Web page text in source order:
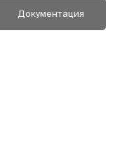
Документация